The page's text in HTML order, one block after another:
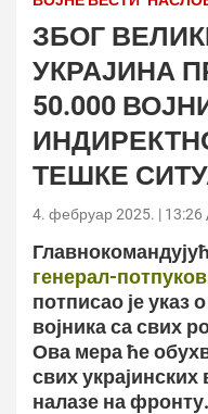
ЗБОГ
УКРАЈИНА
50.000
ТЕШКЕ
4. фебруар 2025. | 13:26
генерал-
потписао је указ
војника са свих
Ова мера ће
свих украјинских
налазе на